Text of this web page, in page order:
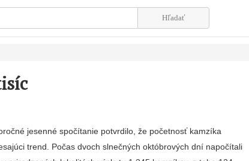
jesenné spo­čítanie potvrdilo, že počet­nosť kamzíka
trend. Počas dvoch slnečných októbrových dní napočítali